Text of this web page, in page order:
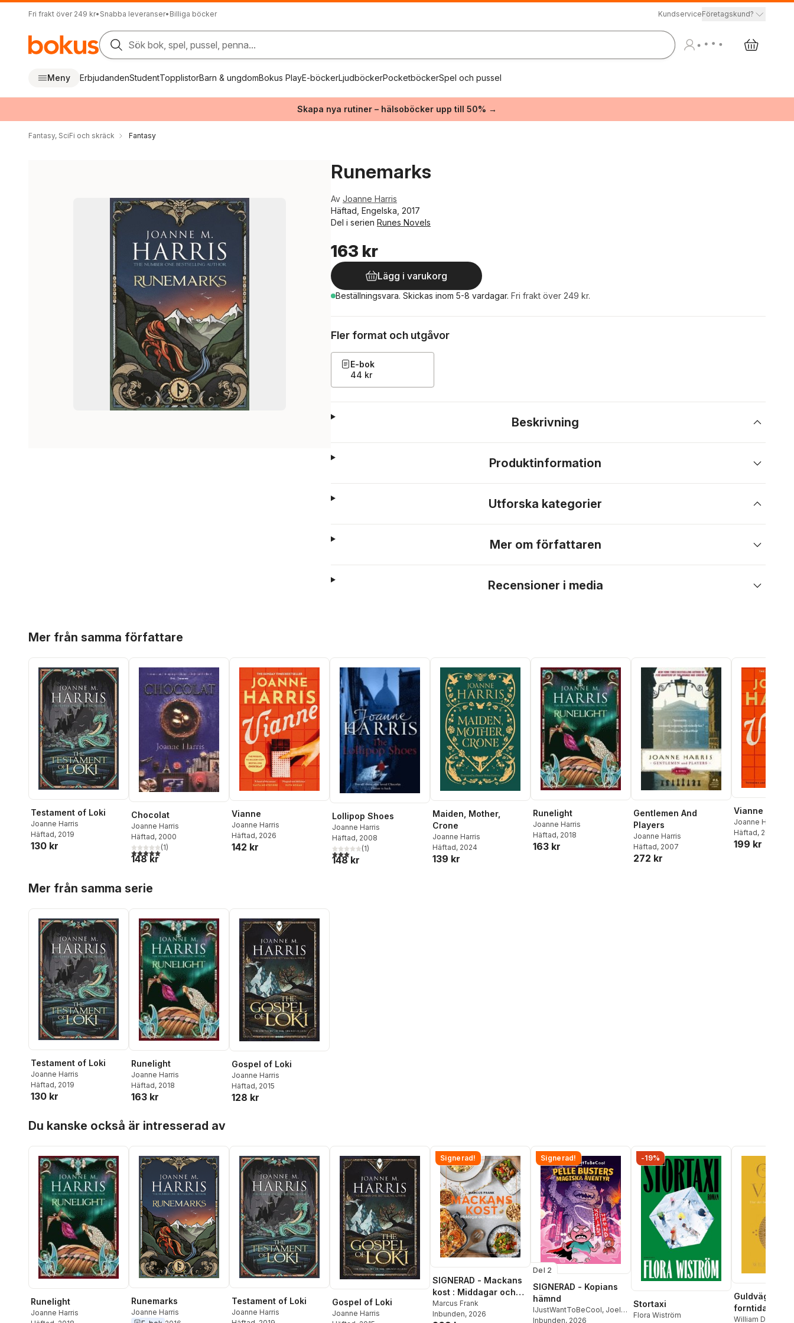
Fri frakt över 249 kr• Snabba leveranser• Billiga böcker KundserviceFöretagskund?
Sök bok, spel, pussel, penna...
Meny ErbjudandenStudentTopplistorBarn & ungdomBokus PlayE-böckerLjudböckerPocketböckerSpel och pussel
Skapa nya rutiner – hälsoböcker upp till 50% →
Fantasy, SciFi och skräck Fantasy
Runemarks
Av Joanne Harris
Häftad, Engelska, 2017
Del i serien Runes Novels
163 kr
Lägg i varukorg
Beställningsvara. Skickas inom 5-8 vardagar. Fri frakt över 249 kr.
Fler format och utgåvor
E-bok
44 kr
Beskrivning
Produktinformation
Utforska kategorier
Mer om författaren
Recensioner i media
Mer från samma författare
Testament of Loki
Joanne Harris
Häftad, 2019
130 kr
Chocolat
Joanne Harris
Häftad, 2000
5,0utav 5 stjärnor. Totalt antal röster:
(1)
148 kr
Vianne
Joanne Harris
Häftad, 2026
142 kr
Lollipop Shoes
Joanne Harris
Häftad, 2008
3,0utav 5 stjärnor. Totalt antal röster:
(1)
148 kr
Maiden, Mother,
Crone
Joanne Harris
Häftad, 2024
139 kr
Runelight
Joanne Harris
Häftad, 2018
163 kr
Gentlemen And
Players
Joanne Harris
Häftad, 2007
272 kr
Vianne
Joanne Harris
Häftad, 2025
199 kr
Mer från samma serie
Testament of Loki
Joanne Harris
Häftad, 2019
130 kr
Runelight
Joanne Harris
Häftad, 2018
163 kr
Gospel of Loki
Joanne Harris
Häftad, 2015
128 kr
Du kanske också är intresserad av
Runelight
Joanne Harris
Runemarks
Joanne Harris
Testament of Loki
Joanne Harris
Gospel of Loki
Joanne Harris
Signerad!
SIGNERAD - Mackans
kost : Middagar och
matlådor
Marcus Frank
Inbunden, 2026
Signerad!
Del 2
SIGNERAD - Kopians
hämnd
IJustWantToBeCool, Joel
Adolphson,Emil Ejdemo
Inbunden, 2026
-19%
Stortaxi
Flora Wiström
Guldvägen :
forntida
förändrade
William